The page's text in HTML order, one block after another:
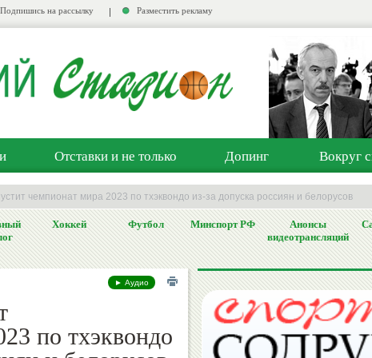
Подпишись на рассылку Разместить рекламу
Отставки и не только Допинг Вокруг
чемпионат мира 2023 по тхэквондо из-за допуска россиян и белорусов
Хоккей Футбол Минспорт РФ
Анонсы
видеотрансляций
► Аудио
по тхэквондо